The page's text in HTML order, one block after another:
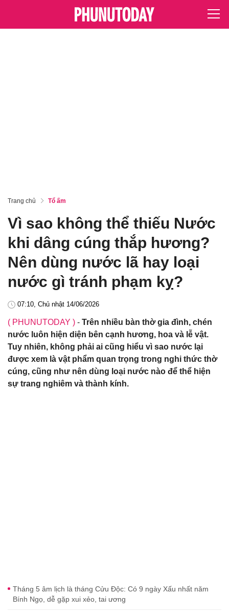
Trang chủ Tổ ấm
Vì sao không thể thiếu Nước
khi dâng cúng thắp hương?
Nên dùng nước lã hay loại
nước gì tránh phạm kỵ?
07:10, Chủ nhật 14/06/2026
( PHUNUTODAY ) - Trên nhiều bàn thờ gia đình, chén
nước luôn hiện diện bên cạnh hương, hoa và lễ vật.
Tuy nhiên, không phải ai cũng hiểu vì sao nước lại
được xem là vật phẩm quan trọng trong nghi thức thờ
cúng, cũng như nên dùng loại nước nào để thể hiện
sự trang nghiêm và thành kính.
Tháng 5 âm lịch là tháng Cửu Độc: Có 9 ngày Xấu nhất năm
Bính Ngọ, dễ gặp xui xẻo, tai ương